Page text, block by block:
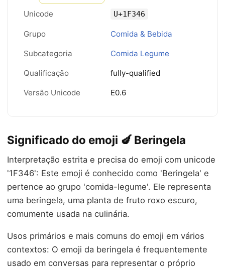
Unicode U+1F346
Grupo Comida & Bebida
Subcategoria Comida Legume
Qualificação fully-qualified
Versão Unicode E0.6
Significado do emoji 🍆 Beringela
Interpretação estrita e precisa do emoji com unicode
'1F346': Este emoji é conhecido como 'Beringela' e
pertence ao grupo 'comida-legume'. Ele representa
uma beringela, uma planta de fruto roxo escuro,
comumente usada na culinária.
Usos primários e mais comuns do emoji em vários
contextos: O emoji da beringela é frequentemente
usado em conversas para representar o próprio